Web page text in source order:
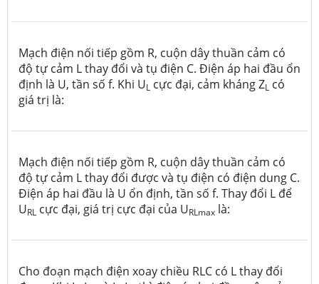
Mạch điện nối tiếp gồm R, cuộn dây thuần cảm có
độ tự cảm L thay đổi và tụ điện C. Điện áp hai đầu ổn
định là U, tần số f. Khi UL cực đại, cảm kháng ZL có
giá trị là:
Mạch điện nối tiếp gồm R, cuộn dây thuần cảm có
độ tự cảm L thay đổi được và tụ điện có điện dung C.
Điện áp hai đầu là U ổn định, tần số f. Thay đổi L để
URL cực đại, giá trị cực đại của URLmax là:
Cho đoạn mạch điện xoay chiều RLC có L thay đổi